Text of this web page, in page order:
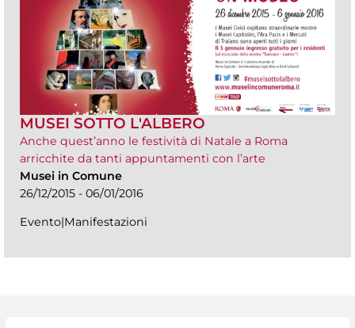
MUSEI SOTTO L'ALBERO
Anche quest’anno le festività di Natale a Roma
arricchite da tanti appuntamenti con l’arte
Musei in Comune
26/12/2015 - 06/01/2016
Evento|Manifestazioni